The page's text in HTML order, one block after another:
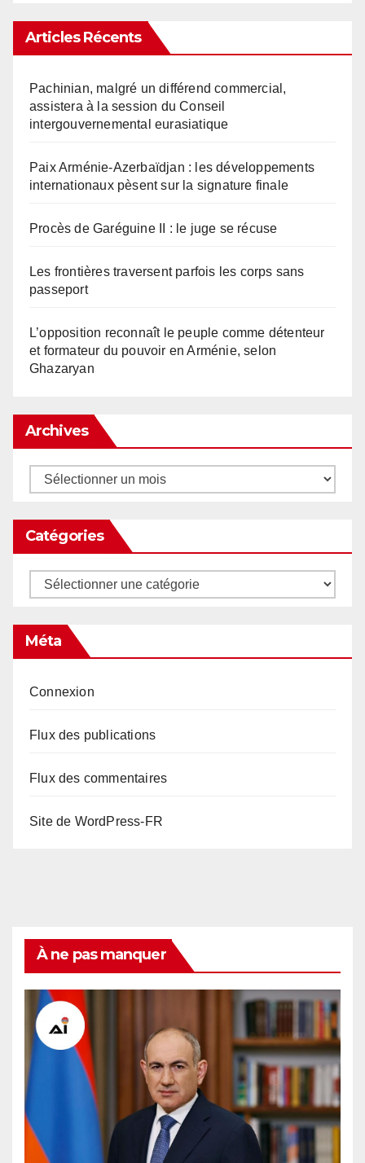
Articles Récents
Pachinian, malgré un différend commercial,
assistera à la session du Conseil
intergouvernemental eurasiatique
Paix Arménie-Azerbaïdjan : les développements
internationaux pèsent sur la signature finale
Procès de Garéguine II : le juge se récuse
Les frontières traversent parfois les corps sans
passeport
L’opposition reconnaît le peuple comme détenteur
et formateur du pouvoir en Arménie, selon
Ghazaryan
Archives
Archives
Catégories
Catégories
Méta
Connexion
Flux des publications
Flux des commentaires
Site de WordPress-FR
À ne pas manquer